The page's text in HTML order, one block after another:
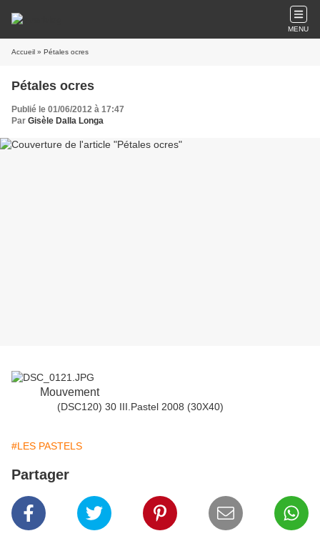
MENU
Accueil » Pétales ocres
Pétales ocres
Publié le 01/06/2012 à 17:47
Par Gisèle Dalla Longa
Mouvement
(DSC120) 30 III.Pastel 2008 (30X40)
#LES PASTELS
Partager